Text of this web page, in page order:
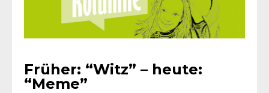
Früher: “Witz” – heute:
“Meme”